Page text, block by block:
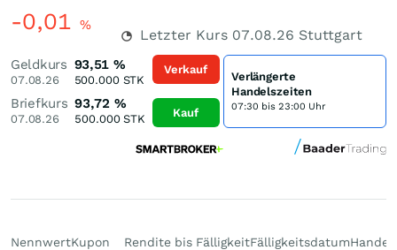
-0,01 %
Letzter Kurs 07.08.26 Stuttgart
Geldkurs
07.08.26
93,51 %
500.000STK
Briefkurs
07.08.26
93,72 %
500.000STK
Verkauf
Kauf
Verlängerte
Handelszeiten
07:30 bis 23:00 Uhr
NennwertKupon Rendite bis FälligkeitFälligkeitsdatum